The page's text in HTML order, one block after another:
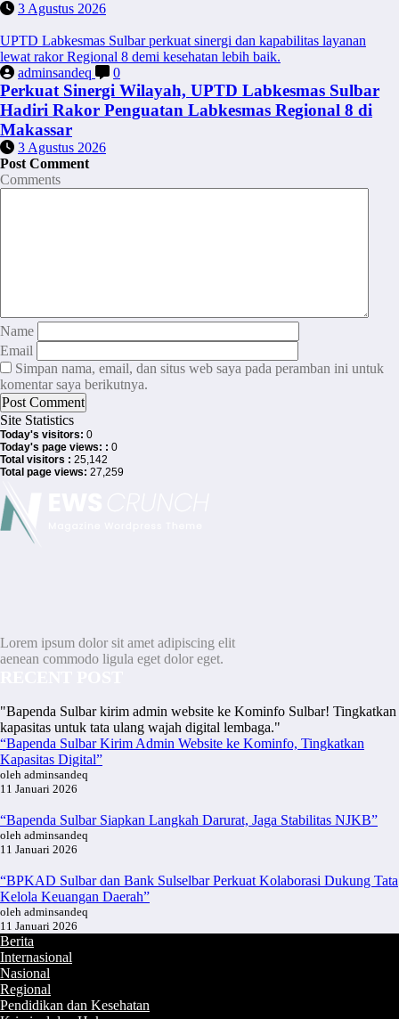
3 Agustus 2026
UPTD Labkesmas Sulbar perkuat sinergi dan kapabilitas layanan
lewat rakor Regional 8 demi kesehatan lebih baik.
adminsandeq
0
Perkuat Sinergi Wilayah, UPTD Labkesmas Sulbar
Hadiri Rakor Penguatan Labkesmas Regional 8 di
Makassar
3 Agustus 2026
Post Comment
Comments
Name
Email
Simpan nama, email, dan situs web saya pada peramban ini untuk
komentar saya berikutnya.
Site Statistics
Today's visitors: 0
Today's page views: : 0
Total visitors : 25,142
Total page views: 27,259
Lorem ipsum dolor sit amet adipiscing elit
aenean commodo ligula eget dolor eget.
"Bapenda Sulbar kirim admin website ke Kominfo Sulbar! Tingkatkan
kapasitas untuk tata ulang wajah digital lembaga."
“Bapenda Sulbar Kirim Admin Website ke Kominfo, Tingkatkan
Kapasitas Digital”
oleh adminsandeq
11 Januari 2026
“Bapenda Sulbar Siapkan Langkah Darurat, Jaga Stabilitas NJKB”
oleh adminsandeq
11 Januari 2026
“BPKAD Sulbar dan Bank Sulselbar Perkuat Kolaborasi Dukung Tata
Kelola Keuangan Daerah”
oleh adminsandeq
11 Januari 2026
Berita
Internasional
Nasional
Regional
Pendidikan dan Kesehatan